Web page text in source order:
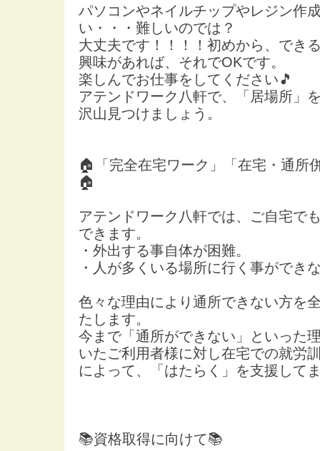
パソコンやネイルチップやレジン作
い・・・難しいのでは？
大丈夫です！！！！初めから、でき
興味があれば、それでOKです。
楽しんでお仕事をしてください🎵
アテンドワーク八軒で、「居場所」
沢山見つけましょう。
🏠「完全在宅ワーク」「在宅・通所
🏠
アテンドワーク八軒では、ご自宅で
できます。
・外出する事自体が困難。
・人が多くいる場所に行く事ができ
色々な理由により通所できない方を
たします。
今まで「通所ができない」といった
いたご利用者様に対し在宅での就労
によって、「はたらく」を支援して
📚資格取得に向けて📚